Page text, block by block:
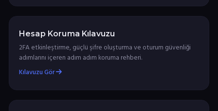
Hesap Koruma Kılavuzu
2FA etkinleştirme, güçlü şifre oluşturma ve oturum güvenliği
adımlarını içeren adım adım koruma rehberi.
Kılavuzu Gör